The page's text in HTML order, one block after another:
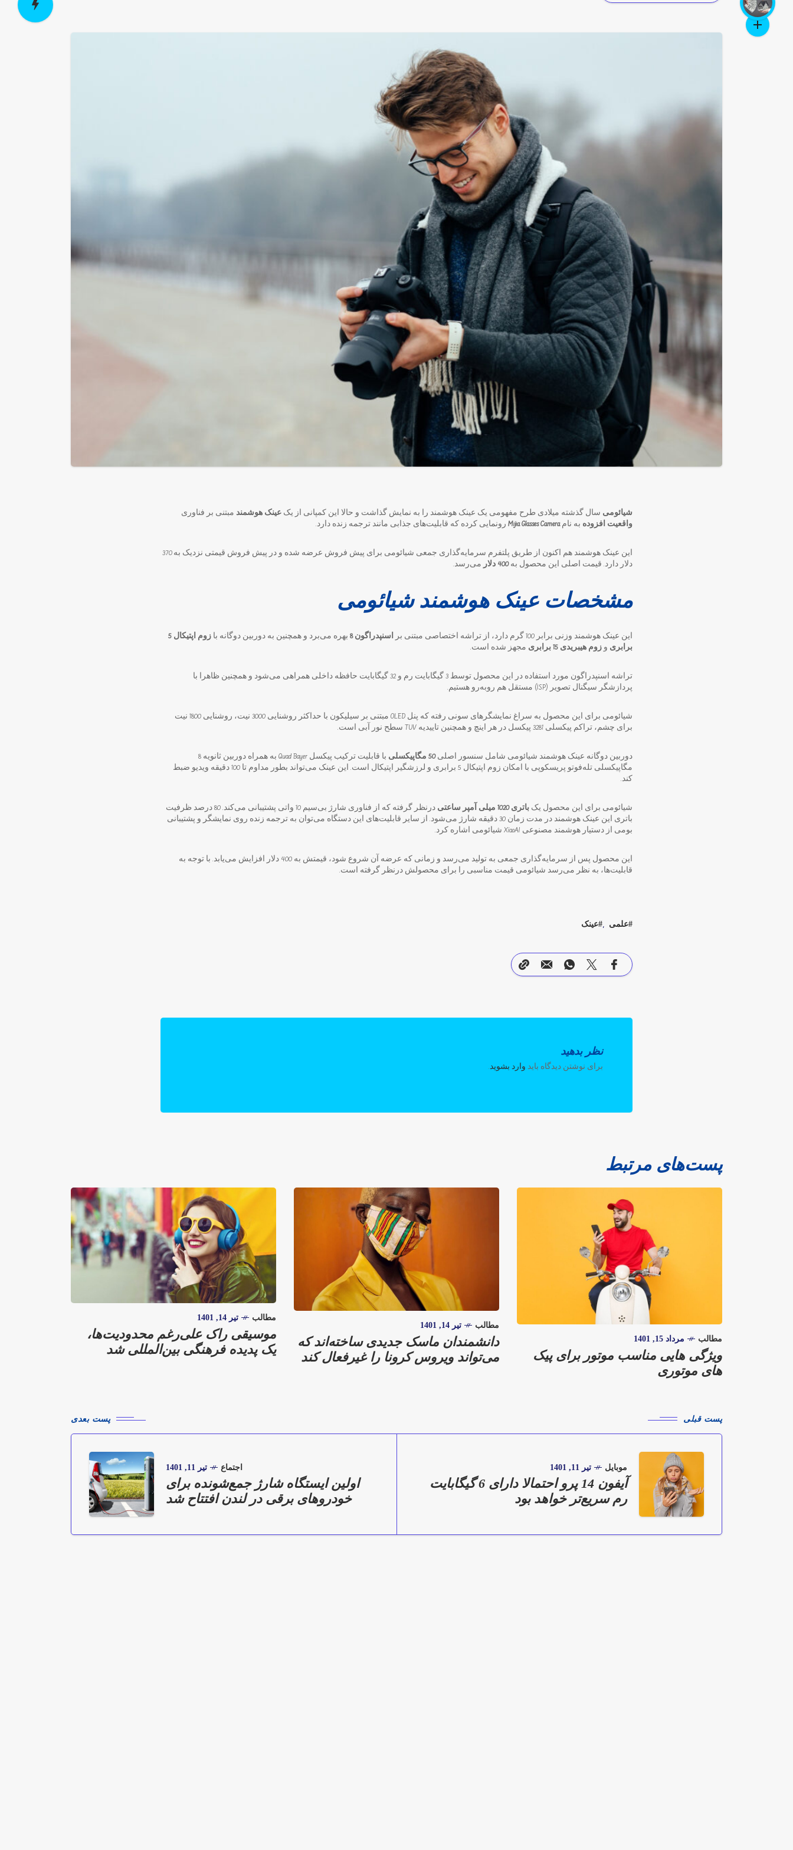
شیائومی سال گذشته میلادی طرح مفهومی یک عینک هوشمند را به نمایش گذاشت و حالا این کمپانی از یک عینک هوشمند مبتنی بر فناوری
واقعیت افزوده به نام Mijia Glasses Camera رونمایی کرده که قابلیت‌های جذابی مانند ترجمه زنده دارد.
این عینک هوشمند هم اکنون از طریق پلتفرم سرمایه‌گذاری جمعی شیائومی برای پیش فروش عرضه شده و در پیش فروش قیمتی نزدیک به 370
دلار دارد. قیمت اصلی این محصول به400 دلار می‌رسد.
مشخصات عینک هوشمند شیائومی
این عینک هوشمند وزنی برابر 100 گرم دارد، از تراشه اختصاصی مبتنی بر اسنپدراگون 8 بهره می‌برد و همچنین به دوربین دوگانه با
زوم اپتیکال 5
برابری و زوم هیبریدی 15 برابری مجهز شده است.
تراشه اسنپدراگون مورد استفاده در این محصول توسط 3 گیگابایت رم و 32 گیگابایت حافظه داخلی همراهی می‌شود و همچنین ظاهرا با
پردازشگر سیگنال تصویر (ISP) مستقل هم روبه‌رو هستیم.
شیائومی برای این محصول به سراغ نمایشگرهای سونی رفته که پنل OLED مبتنی بر سیلیکون با حداکثر روشنایی 3000 نیت، روشنایی 1800 نیت
برای چشم، تراکم پیکسلی 3281 پیکسل در هر اینچ و همچنین تاییدیه TUV سطح نور آبی است.
دوربین دوگانه عینک هوشمند شیائومی شامل سنسور اصلی 50 مگاپیکسلی
با قابلیت ترکیب پیکسل Quad Bayer به همراه دوربین ثانویه 8
مگاپیکسلی تله‌فوتو پریسکوپی با امکان زوم اپتیکال 5 برابری و لرزشگیر اپتیکال است. این عینک می‌تواند بطور مداوم تا 100 دقیقه ویدیو ضبط
کند.
شیائومی برای این محصول یک باتری 1020 میلی آمپر ساعتی
درنظر گرفته که از فناوری شارژ بی‌سیم 10 واتی پشتیبانی می‌کند. 80 درصد ظرفیت
باتری این عینک هوشمند در مدت زمان 30 دقیقه شارژ می‌شود. از سایر قابلیت‌های این دستگاه می‌توان به ترجمه زنده روی نمایشگر و پشتیبانی
بومی از دستیار هوشمند مصنوعی XiaoAI شیائومی اشاره کرد.
این محصول پس از سرمایه‌گذاری جمعی به تولید می‌رسد و زمانی که عرضه آن شروع شود، قیمتش به 400 دلار افزایش می‌یابد. با توجه به
قابلیت‌ها، به نظر می‌رسد شیائومی قیمت مناسبی را برای محصولش درنظر گرفته است.
علمی عینک
نظر بدهید
برای نوشتن دیدگاه باید وارد بشوید.
پست‌های مرتبط
مطالب مرداد 15, 1401
ویژگی هایی مناسب موتور برای پیک
های موتوری
مطالب تیر 14, 1401
دانشمندان ماسک جدیدی ساخته‌اند که
می‌تواند ویروس کرونا را غیرفعال کند
مطالب تیر 14, 1401
موسیقی راک علی‌رغم محدودیت‌ها،
یک پدیده فرهنگی بین‌المللی شد
پست قبلی پست بعدی
موبایل تیر 11, 1401
آیفون 14 پرو احتمالا دارای 6 گیگابایت
رم سریع‌تر خواهد بود
اجتماع تیر 11, 1401
اولین ایستگاه شارژ جمع‌شونده برای
خودروهای برقی در لندن افتتاح شد